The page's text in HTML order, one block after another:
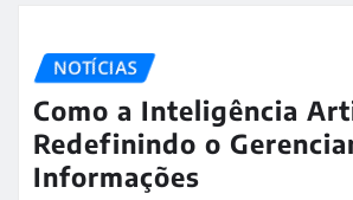
NOTÍCIAS
Como a Inteligência
Redefinindo o
Informações